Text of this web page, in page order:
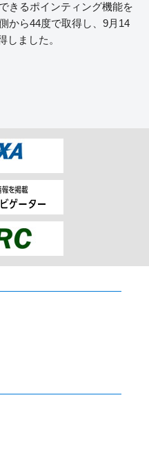
きるポインティング機能を
から44度で取得し、9月14
しました。